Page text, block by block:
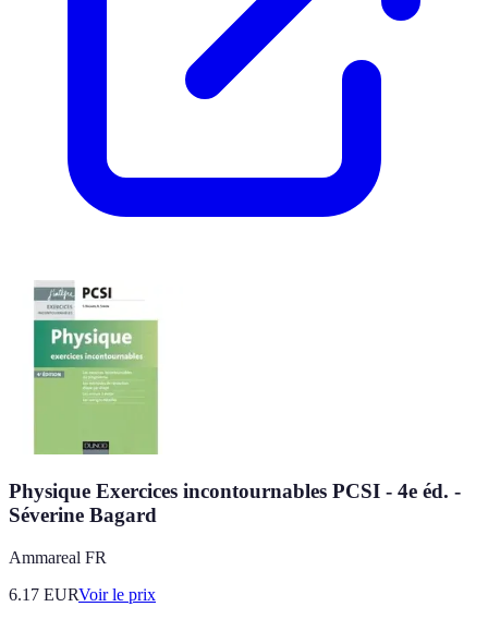
Physique Exercices incontournables PCSI - 4e éd. -
Séverine Bagard
Ammareal FR
6.17 EURVoir le prix